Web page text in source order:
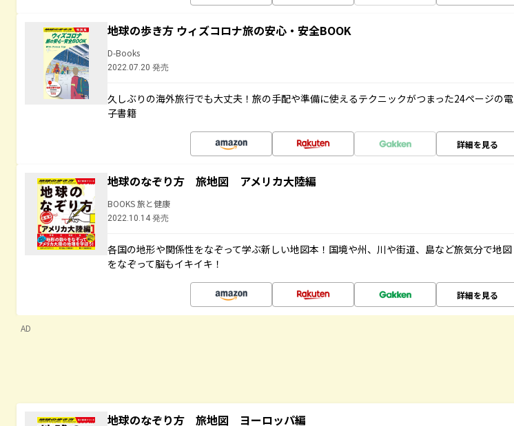
地球の歩き方 ウィズコロナ旅の安心・安全BOOK
D-Books
2022.07.20 発売
久しぶりの海外旅行でも大丈夫！旅の手配や準備に使えるテクニックがつまった24ページの電
子書籍
詳細を見る
地球のなぞり方 旅地図 アメリカ大陸編
BOOKS 旅と健康
2022.10.14 発売
各国の地形や関係性をなぞって学ぶ新しい地図本！国境や州、川や街道、島など旅気分で地図
をなぞって脳もイキイキ！
詳細を見る
AD
地球のなぞり方 旅地図 ヨーロッパ編